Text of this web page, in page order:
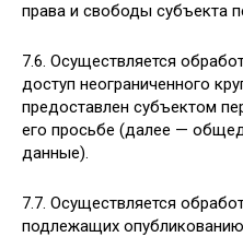
права и свободы субъекта
7.6. Осуществляется
доступ неограниченного
предоставлен субъектом
его просьбе (далее —
данные).
7.7. Осуществляется
подлежащих